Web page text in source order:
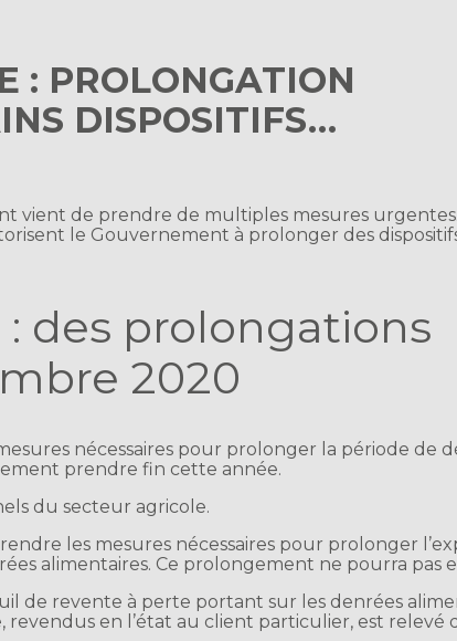
: PROLONGATION
DISPOSITIFS…
vient de prendre de multiples mesures
le Gouvernement à prolonger des
des prolongations
2020
nécessaires pour prolonger la période de
prendre fin cette année.
du secteur agricole.
les mesures nécessaires pour prolonger
alimentaires. Ce prolongement ne pourra pas
de revente à perte portant sur les denrées
en l’état au client particulier, est relevé